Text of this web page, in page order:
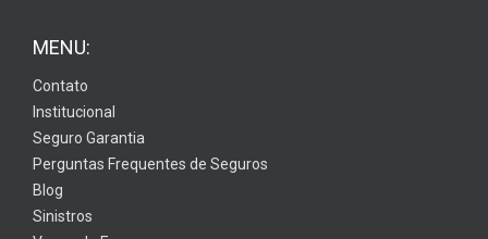
MENU:
Contato
Institucional
Seguro Garantia
Perguntas Frequentes de Seguros
Blog
Sinistros